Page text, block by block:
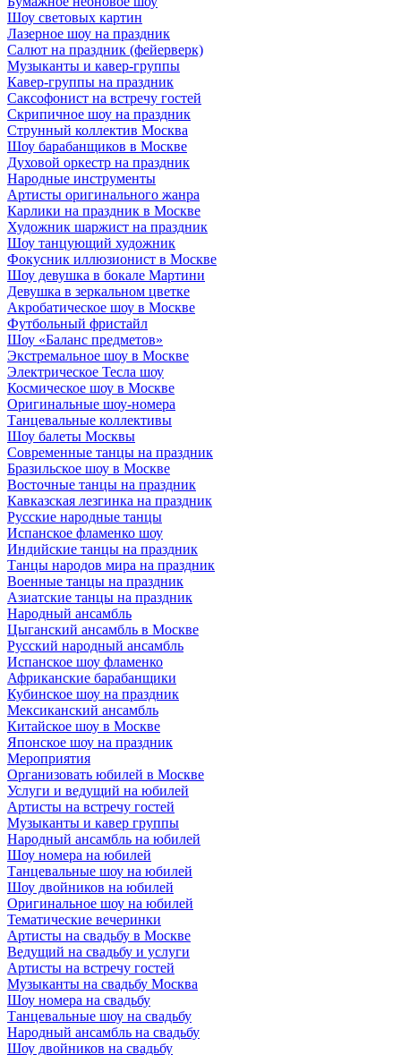
Шоу световых картин
Лазерное шоу на праздник
Салют на праздник (фейерверк)
Музыканты и кавер-группы
Кавер-группы на праздник
Саксофонист на встречу гостей
Скрипичное шоу на праздник
Струнный коллектив Москва
Шоу барабанщиков в Москве
Духовой оркестр на праздник
Народные инструменты
Артисты оригинального жанра
Карлики на праздник в Москве
Художник шаржист на праздник
Шоу танцующий художник
Фокусник иллюзионист в Москве
Шоу девушка в бокале Мартини
Девушка в зеркальном цветке
Акробатическое шоу в Москве
Футбольный фристайл
Шоу «Баланс предметов»
Экстремальное шоу в Москве
Электрическое Тесла шоу
Космическое шоу в Москве
Оригинальные шоу-номера
Танцевальные коллективы
Шоу балеты Москвы
Современные танцы на праздник
Бразильское шоу в Москве
Восточные танцы на праздник
Кавказская лезгинка на праздник
Русские народные танцы
Испанское фламенко шоу
Индийские танцы на праздник
Танцы народов мира на праздник
Военные танцы на праздник
Азиатские танцы на праздник
Народный ансамбль
Цыганский ансамбль в Москве
Русский народный ансамбль
Испанское шоу фламенко
Африканские барабанщики
Кубинское шоу на праздник
Мексиканский ансамбль
Китайское шоу в Москве
Японское шоу на праздник
Мероприятия
Организовать юбилей в Москве
Услуги и ведущий на юбилей
Артисты на встречу гостей
Музыканты и кавер группы
Народный ансамбль на юбилей
Шоу номера на юбилей
Танцевальные шоу на юбилей
Шоу двойников на юбилей
Оригинальное шоу на юбилей
Тематические вечеринки
Артисты на свадьбу в Москве
Ведущий на свадьбу и услуги
Артисты на встречу гостей
Музыканты на свадьбу Москва
Шоу номера на свадьбу
Танцевальные шоу на свадьбу
Народный ансамбль на свадьбу
Шоу двойников на свадьбу